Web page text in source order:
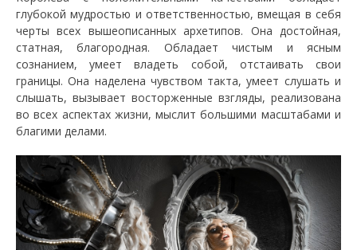
глубокой мудростью и ответственностью, вмещая в себя
черты всех вышеописанных архетипов. Она достойная,
статная, благородная. Обладает чистым и ясным
сознанием, умеет владеть собой, отстаивать свои
границы. Она наделена чувством такта, умеет слушать и
слышать, вызывает восторженные взгляды, реализована
во всех аспектах жизни, мыслит большими масштабами и
благими делами.